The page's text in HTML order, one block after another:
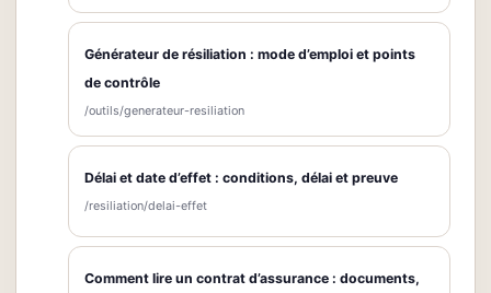
Générateur de résiliation : mode d’emploi et points
de contrôle
/outils/generateur-resiliation
Délai et date d’effet : conditions, délai et preuve
/resiliation/delai-effet
Comment lire un contrat d’assurance : documents,